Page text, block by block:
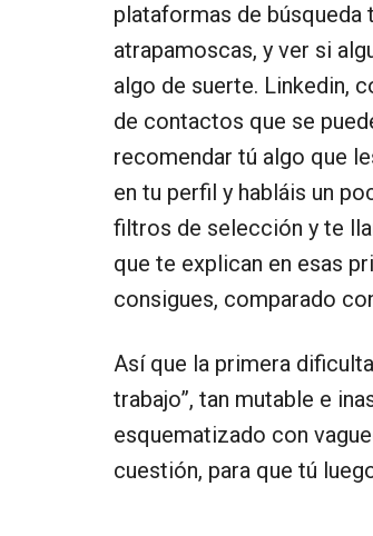
plataformas de búsqueda
atrapamoscas, y ver si
algo de suerte. Linkedin,
de contactos que se
recomendar tú algo que
en tu perfil y habláis un
filtros de selección y te
que te explican en esas
consigues, comparado
Así que la primera
trabajo”, tan mutable e
esquematizado con
cuestión, para que tú